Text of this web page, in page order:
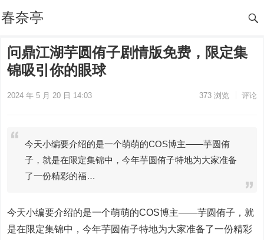
春奈亭
问鼎江湖芋圆侑子剧情版免费，限定集
锦吸引你的眼球
2024 年 5 月 20 日 14:03 373浏览 评论
今天小编要介绍的是一个萌萌的COS博主——芋圆侑
子，就是在限定集锦中，今年芋圆侑子特地为大家准备
了一份精彩的福…
今天小编要介绍的是一个萌萌的COS博主——芋圆侑子，就
是在限定集锦中，今年芋圆侑子特地为大家准备了一份精彩